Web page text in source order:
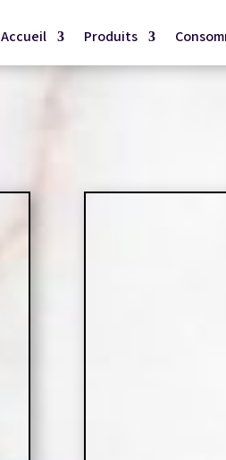
Accueil Produits